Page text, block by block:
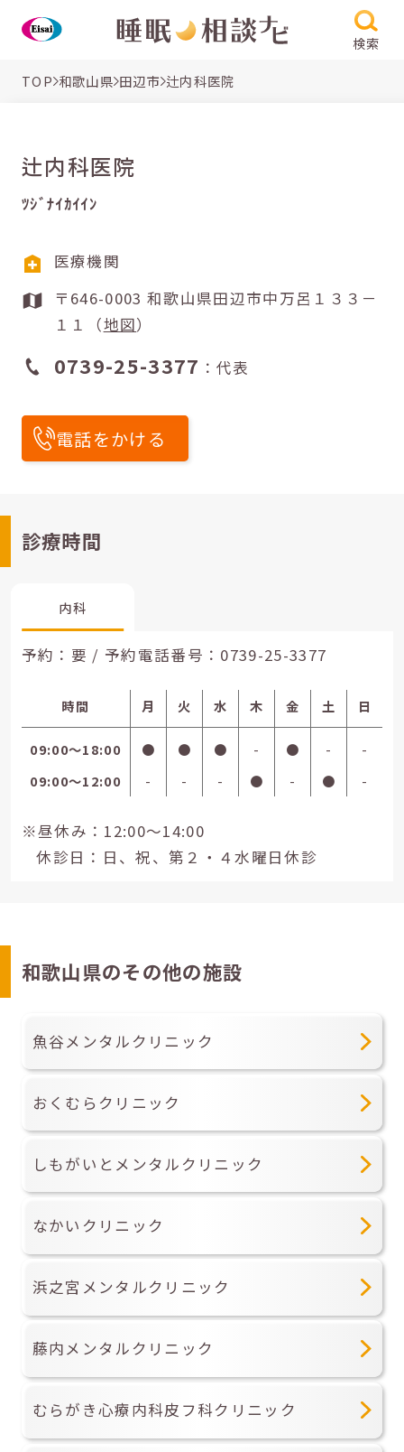
検索
TOP 和歌山県 田辺市 辻内科医院
辻内科医院
ﾂｼﾞﾅｲｶｲｲﾝ
医療機関
〒646-0003 和歌山県田辺市中万呂１３３－
１１（地図）
0739-25-3377 ：代表
電話をかける
診療時間
内科
予約：要 / 予約電話番号： 0739-25-3377
時間 月 火 水 木 金 土 日
09:00〜18:00 ● ● ● - ● -
-
09:00〜12:00
- - - ● - ● -
※昼休み：12:00～14:00
休診日：日、祝、第２・４水曜日休診
和歌山県のその他の施設
魚谷メンタルクリニック
おくむらクリニック
しもがいとメンタルクリニック
なかいクリニック
浜之宮メンタルクリニック
藤内メンタルクリニック
むらがき心療内科皮フ科クリニック